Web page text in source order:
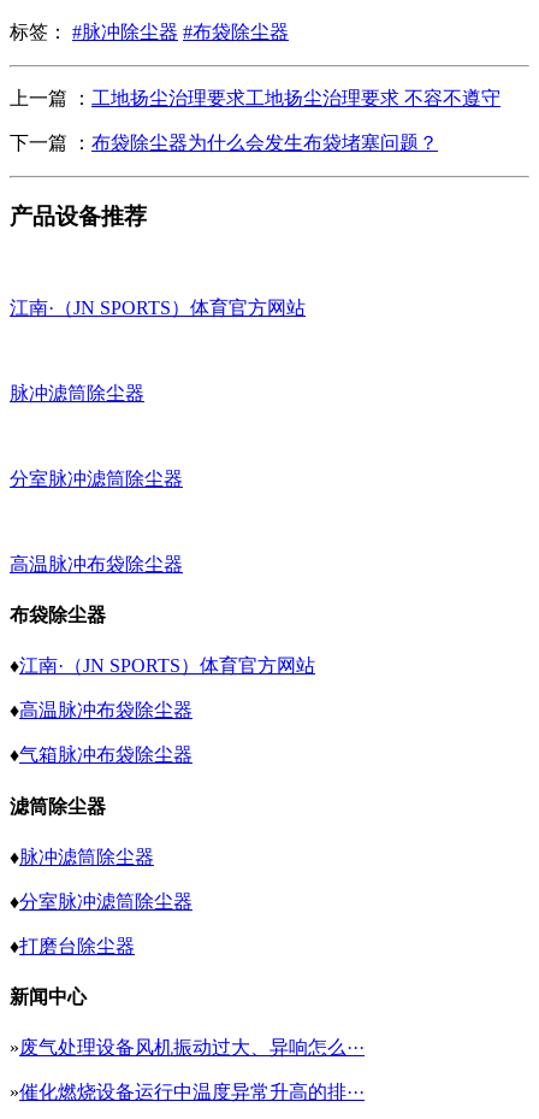
标签： #脉冲除尘器 #布袋除尘器
上一篇 ： 工地扬尘治理要求工地扬尘治理要求 不容不遵守
下一篇 ： 布袋除尘器为什么会发生布袋堵塞问题？
产品设备推荐
江南·（JN SPORTS）体育官方网站
脉冲滤筒除尘器
分室脉冲滤筒除尘器
高温脉冲布袋除尘器
布袋除尘器
♦江南·（JN SPORTS）体育官方网站
♦高温脉冲布袋除尘器
♦气箱脉冲布袋除尘器
滤筒除尘器
♦脉冲滤筒除尘器
♦分室脉冲滤筒除尘器
♦打磨台除尘器
新闻中心
»废气处理设备风机振动过大、异响怎么···
»催化燃烧设备运行中温度异常升高的排···